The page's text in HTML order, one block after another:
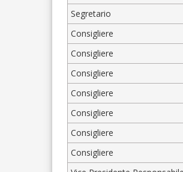
Segretario
Consigliere
Consigliere
Consigliere
Consigliere
Consigliere
Consigliere
Consigliere